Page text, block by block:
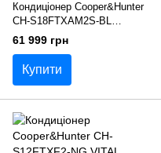
Кондиціонер Cooper&Hunter
CH-S18FTXAM2S-BL
SUPREME
61 999 грн
Купити